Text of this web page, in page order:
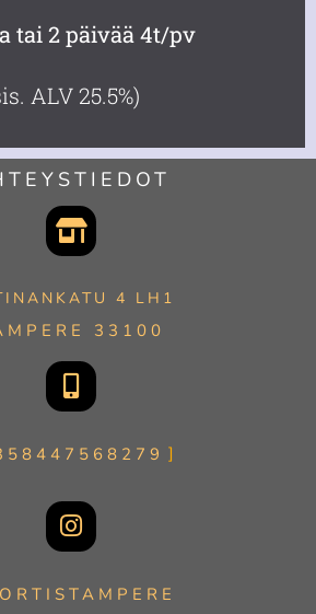
tai 2 päivää 4t/pv
ALV 25.5%)
4 LH1
33100